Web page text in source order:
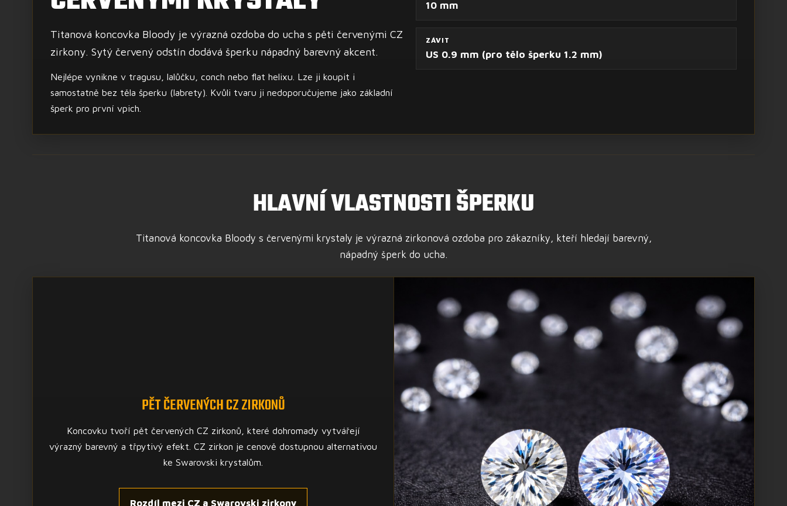
Titanová koncovka Bloody je výrazná ozdoba do ucha s pěti červenými CZ
zirkony. Sytý červený odstín dodává šperku nápadný barevný akcent.
Nejlépe vynikne v tragusu, lalůčku, conch nebo flat helixu. Lze ji koupit i
samostatně bez těla šperku (labrety). Kvůli tvaru ji nedoporučujeme jako základní
šperk pro první vpich.
10 mm
ZÁVIT
US 0.9 mm (pro tělo šperku 1.2 mm)
HLAVNÍ VLASTNOSTI ŠPERKU
Titanová koncovka Bloody s červenými krystaly je výrazná zirkonová ozdoba pro zákazníky, kteří hledají barevný,
nápadný šperk do ucha.
PĚT ČERVENÝCH CZ ZIRKONŮ
Koncovku tvoří pět červených CZ zirkonů, které dohromady vytvářejí
výrazný barevný a třpytivý efekt. CZ zirkon je cenově dostupnou alternativou
ke Swarovski krystalům.
Rozdíl mezi CZ a Swarovski zirkony